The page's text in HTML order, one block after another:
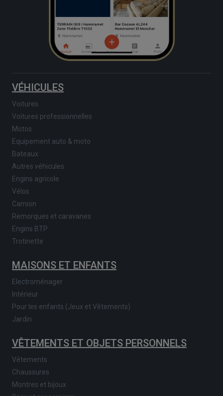
VÉHICULES
Voitures
Voitures professionnelles
Motos
Equipement auto & moto
Bateaux
Autres véhicules
Engins agricole
Vélos
Camion
Remorques et caravanes
Engins BTP
Trotinette
MAISONS ET ENFANTS
Electroménager
Intérieur
Pour les enfants (Jeux et Vêtements)
Jardin
VÊTEMENTS ET OBJETS PERSONNELS
Vêtements
Chaussures
Montres et bijoux